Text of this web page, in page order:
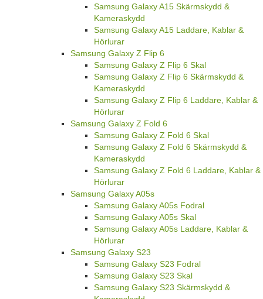
Samsung Galaxy A15 Skärmskydd &
Kameraskydd
Samsung Galaxy A15 Laddare, Kablar &
Hörlurar
Samsung Galaxy Z Flip 6
Samsung Galaxy Z Flip 6 Skal
Samsung Galaxy Z Flip 6 Skärmskydd &
Kameraskydd
Samsung Galaxy Z Flip 6 Laddare, Kablar &
Hörlurar
Samsung Galaxy Z Fold 6
Samsung Galaxy Z Fold 6 Skal
Samsung Galaxy Z Fold 6 Skärmskydd &
Kameraskydd
Samsung Galaxy Z Fold 6 Laddare, Kablar &
Hörlurar
Samsung Galaxy A05s
Samsung Galaxy A05s Fodral
Samsung Galaxy A05s Skal
Samsung Galaxy A05s Laddare, Kablar &
Hörlurar
Samsung Galaxy S23
Samsung Galaxy S23 Fodral
Samsung Galaxy S23 Skal
Samsung Galaxy S23 Skärmskydd &